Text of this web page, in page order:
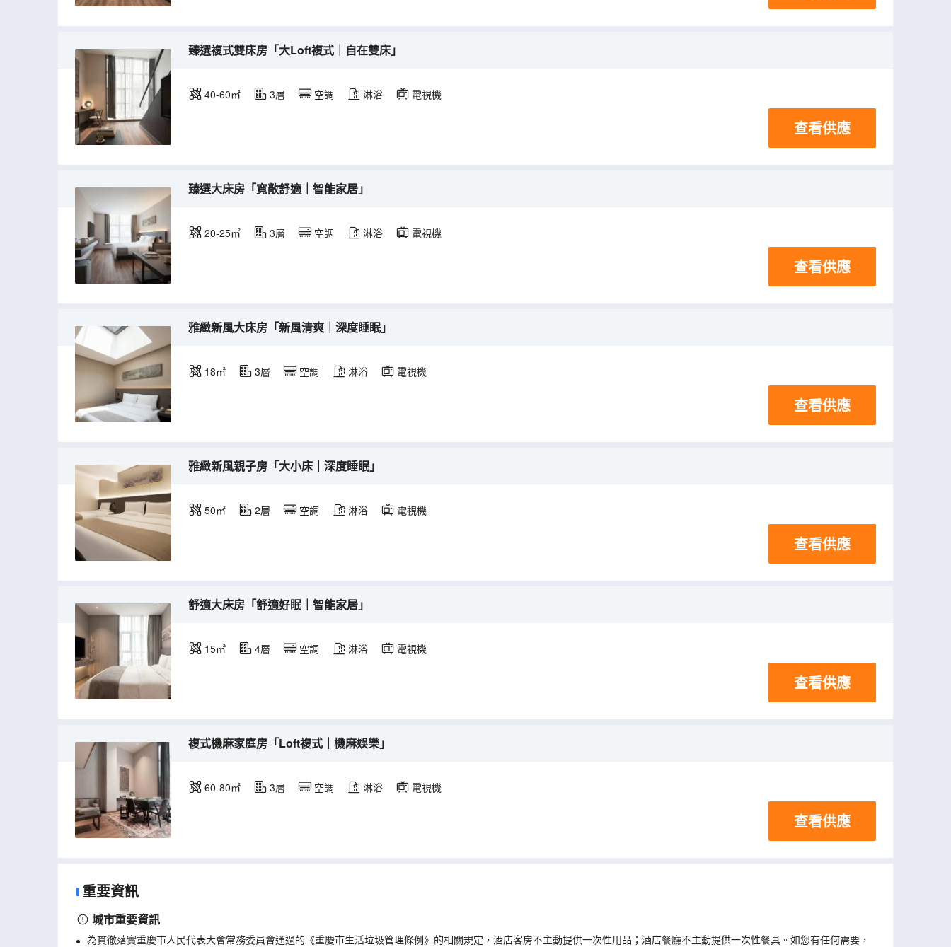
臻選複式雙床房「大Loft複式｜自在雙床」
40-60㎡ 3層 空調 淋浴 電視機
查看供應
臻選大床房「寬敞舒適｜智能家居」
20-25㎡ 3層 空調 淋浴 電視機
查看供應
雅緻新風大床房「新風清爽｜深度睡眠」
18㎡ 3層 空調 淋浴 電視機
查看供應
雅緻新風親子房「大小床｜深度睡眠」
50㎡ 2層 空調 淋浴 電視機
查看供應
舒適大床房「舒適好眠｜智能家居」
15㎡ 4層 空調 淋浴 電視機
查看供應
複式機麻家庭房「Loft複式｜機麻娛樂」
60-80㎡ 3層 空調 淋浴 電視機
查看供應
重要資訊
城市重要資訊
為貫徹落實重慶市人民代表大會常務委員會通過的《重慶市生活垃圾管理條例》的相關規定，酒店客房不主動提供一次性用品；酒店餐廳不主動提供一次性餐具。如您有任何需要，